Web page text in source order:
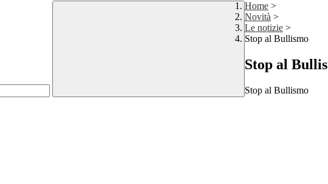
Home >
Novità >
Le notizie >
Stop al Bullismo
Stop al
Stop al Bullismo